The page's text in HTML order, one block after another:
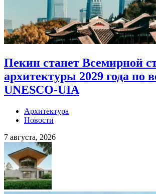
Пекин станет Всемирной
архитектуры 2029 года по
UNESCO-UIA
Архитектура
Новости
7 августа, 2026